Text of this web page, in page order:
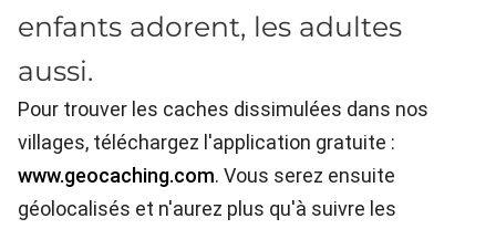
enfants adorent, les adultes
aussi.
Pour trouver les caches dissimulées dans nos
villages, téléchargez l'application gratuite :
www.geocaching.com. Vous serez ensuite
géolocalisés et n'aurez plus qu'à suivre les